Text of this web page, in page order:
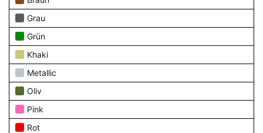
Grau
Grün
Khaki
Metallic
Oliv
Pink
Rot